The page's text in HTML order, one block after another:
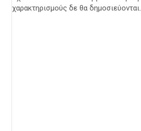
χαρακτηρισμούς δε θα δημοσιεύονται.